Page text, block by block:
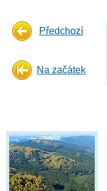
Předchozí
Na začátek